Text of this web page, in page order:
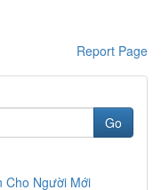
Report Page
Go
Cho Người Mới